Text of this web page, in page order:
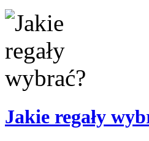
Jakie regały